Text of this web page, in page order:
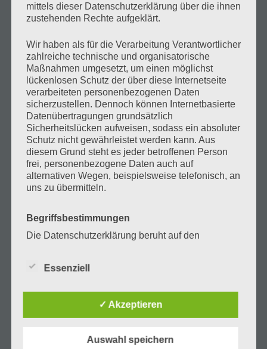
Über uns
Startseite
Ischgl im Sommer
Blog
Kontakt
English
mittels dieser Datenschutzerklärung über die ihnen
zustehenden Rechte aufgeklärt.
Wir haben als für die Verarbeitung Verantwortlicher
zahlreiche technische und organisatorische
Maßnahmen umgesetzt, um einen möglichst
lückenlosen Schutz der über diese Internetseite
verarbeiteten personenbezogenen Daten
sicherzustellen. Dennoch können Internetbasierte
Datenübertragungen grundsätzlich
Sicherheitslücken aufweisen, sodass ein absoluter
Schutz nicht gewährleistet werden kann. Aus
diesem Grund steht es jeder betroffenen Person
frei, personenbezogene Daten auch auf
alternativen Wegen, beispielsweise telefonisch, an
uns zu übermitteln.
Begriffsbestimmungen
Die Datenschutzerklärung beruht auf den
der Datenschutz-Grundverordnung (DS-GVO)
soll sowohl für die Öffentlichkeit als auch für
unsere Kunden und Geschäftspartner einfach
lesbar und verständlich sein. Um dies zu
Begrifflichkeiten erläutern.
Essenziell
✓ Akzeptieren
Auswahl speichern